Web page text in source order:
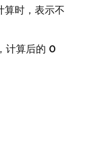
算时，表示不
计算后的 0